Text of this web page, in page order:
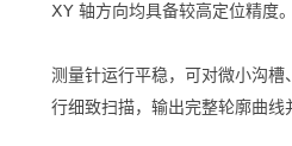
XY 轴方向均具备较高定位精度。
测量针运行平稳，可对微小沟槽
行细致扫描，输出完整轮廓曲线